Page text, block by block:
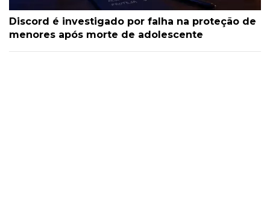
Discord é investigado por falha na proteção de
menores após morte de adolescente